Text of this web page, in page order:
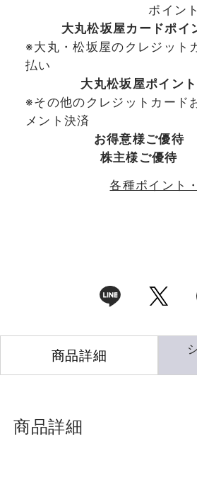
ポイン
大丸松坂屋カードポイ
※大丸・松坂屋のクレジット
払い
大丸松坂屋ポイント
※その他のクレジットカード
メント決済
お得意様ご優待
株主様ご優待
各種ポイント
商品詳細
商品詳細